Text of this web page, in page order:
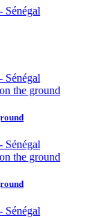
Sénégal
Sénégal
Sénégal
Sénégal